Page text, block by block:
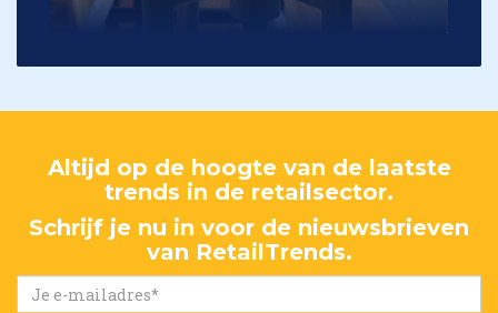
Altijd op de hoogte van de laatste
trends in de retailsector.
Schrijf je nu in voor de nieuwsbrieven
van RetailTrends.